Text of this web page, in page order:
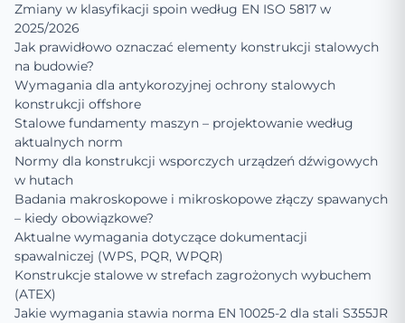
Zmiany w klasyfikacji spoin według EN ISO 5817 w
2025/2026
Jak prawidłowo oznaczać elementy konstrukcji stalowych
na budowie?
Wymagania dla antykorozyjnej ochrony stalowych
konstrukcji offshore
Stalowe fundamenty maszyn – projektowanie według
aktualnych norm
Normy dla konstrukcji wsporczych urządzeń dźwigowych
w hutach
Badania makroskopowe i mikroskopowe złączy spawanych
– kiedy obowiązkowe?
Aktualne wymagania dotyczące dokumentacji
spawalniczej (WPS, PQR, WPQR)
Konstrukcje stalowe w strefach zagrożonych wybuchem
(ATEX)
Jakie wymagania stawia norma EN 10025-2 dla stali S355JR